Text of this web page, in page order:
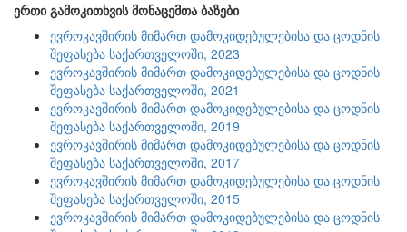
ერთი გამოკითხვის მონაცემთა ბაზები
ევროკავშირის მიმართ დამოკიდებულებისა და ცოდნის
შეფასება საქართველოში, 2023
ევროკავშირის მიმართ დამოკიდებულებისა და ცოდნის
შეფასება საქართველოში, 2021
ევროკავშირის მიმართ დამოკიდებულებისა და ცოდნის
შეფასება საქართველოში, 2019
ევროკავშირის მიმართ დამოკიდებულებისა და ცოდნის
შეფასება საქართველოში, 2017
ევროკავშირის მიმართ დამოკიდებულებისა და ცოდნის
შეფასება საქართველოში, 2015
ევროკავშირის მიმართ დამოკიდებულებისა და ცოდნის